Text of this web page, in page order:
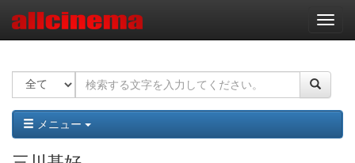
ナ
ビ
ー
ョ
ン
メニュー